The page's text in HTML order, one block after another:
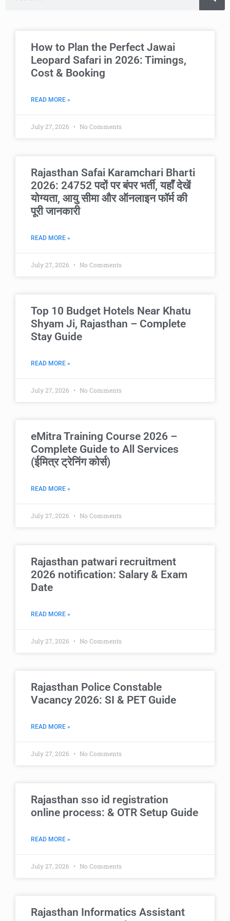
How to Plan the Perfect Jawai
Leopard Safari in 2026: Timings,
Cost & Booking
READ MORE »
July 27, 2026 No Comments
Rajasthan Safai Karamchari Bharti
2026: 24752 पदों पर बंपर भर्ती, यहाँ देखें
योग्यता, आयु सीमा और ऑनलाइन फॉर्म की
पूरी जानकारी
READ MORE »
July 27, 2026 No Comments
Top 10 Budget Hotels Near Khatu
Shyam Ji, Rajasthan – Complete
Stay Guide
READ MORE »
July 27, 2026 No Comments
eMitra Training Course 2026 –
Complete Guide to All Services
(ईमित्र ट्रेनिंग कोर्स)
READ MORE »
July 27, 2026 No Comments
Rajasthan patwari recruitment
2026 notification: Salary & Exam
Date
READ MORE »
July 27, 2026 No Comments
Rajasthan Police Constable
Vacancy 2026: SI & PET Guide
READ MORE »
July 27, 2026 No Comments
Rajasthan sso id registration
online process: & OTR Setup Guide
READ MORE »
July 27, 2026 No Comments
Rajasthan Informatics Assistant